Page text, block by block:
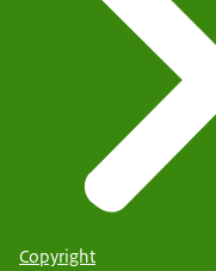
Copyright